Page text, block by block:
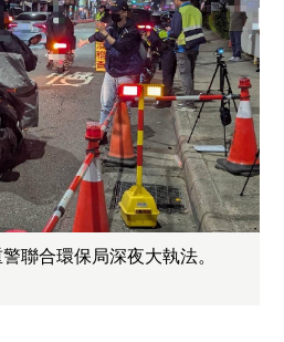
聯合環保局深夜大執法。